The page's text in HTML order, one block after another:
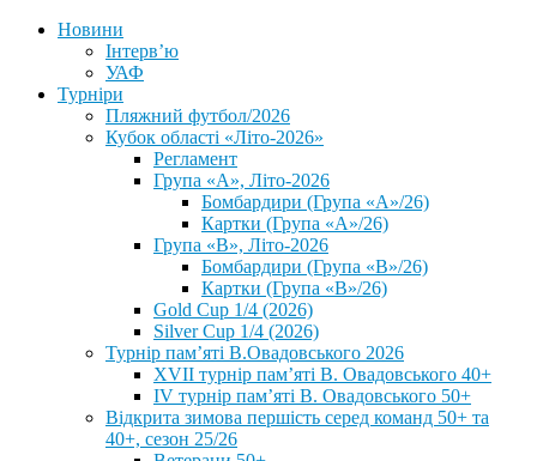
Новини
Інтерв’ю
УАФ
Турніри
Пляжний футбол/2026
Кубок області «Літо-2026»
Регламент
Група «А», Літо-2026
Бомбардири (Група «А»/26)
Картки (Група «А»/26)
Група «В», Літо-2026
Бомбардири (Група «В»/26)
Картки (Група «В»/26)
Gold Cup 1/4 (2026)
Silver Cup 1/4 (2026)
Турнір пам’яті В.Овадовського 2026
XVII турнір пам’яті В. Овадовського 40+
IV турнір пам’яті В. Овадовського 50+
Відкрита зимова першість серед команд 50+ та
40+, сезон 25/26